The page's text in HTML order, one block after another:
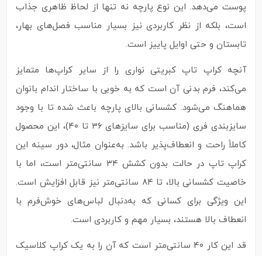
پوست می‌دهد. این نوع پارچه نه‌ تنها از لحاظ ظاهری جذاب
است، بلکه از نظر کاربردی نیز بسیار مناسب فصل‌های بهار،
تابستان و حتی اوایل پاییز است.
آنچه کراپ تاپ کبریتی نواری را از سایر کراپ‌ها متمایز
می‌کند، فرم بدنی آن است که به‌ خوبی با ساختار اندام بانوان
هماهنگ می‌شود. کشسانی بالای پارچه باعث شده تا با وجود
سایزبندی فری (مناسب برای سایزهای ۳۶ تا ۴۰)، این محصول
کاملاً راحت و انعطاف‌پذیر باشد. به‌عنوان مثال، دور سینه این
کراپ تاپ در حالت بدون کشش ۳۴ سانتی‌متر است، اما با
خاصیت کشسانی بالا، تا ۸۴ سانتی‌متر نیز قابل افزایش است.
این ویژگی برای کسانی که به‌دنبال لباس‌های خوش‌فرم با
انعطاف بالا هستند، بسیار مهم و کاربردی است.
قد این کار ۴۰ سانتی‌متر است که آن را به یک کراپ کلاسیک